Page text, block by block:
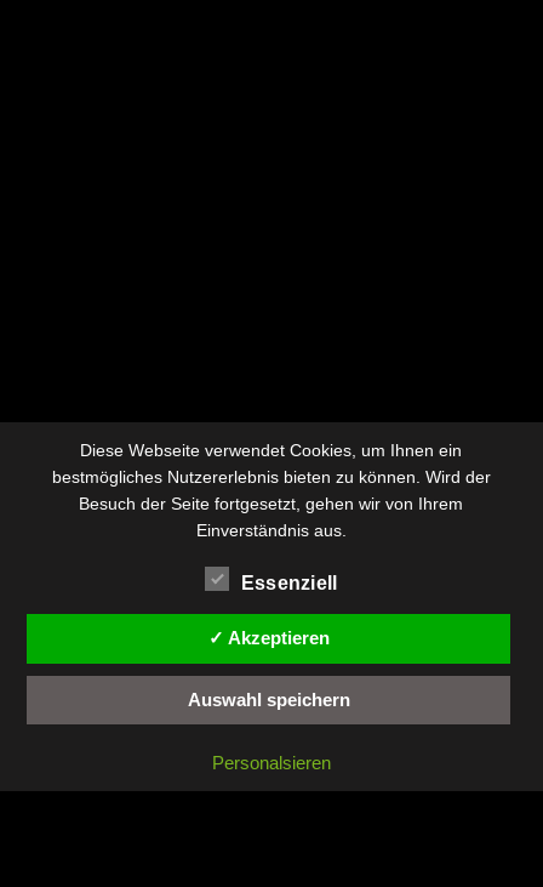
Diese Webseite verwendet Cookies, um Ihnen ein
bestmögliches Nutzererlebnis bieten zu können. Wird der
Besuch der Seite fortgesetzt, gehen wir von Ihrem
Einverständnis aus.
Essenziell
✓ Akzeptieren
Auswahl speichern
Personalsieren